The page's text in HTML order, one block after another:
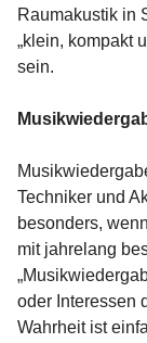
Raumakustik in
„klein, kompakt
sein.
Techniker und
besonders,
mit jahrelang
oder Interessen
Wahrheit ist